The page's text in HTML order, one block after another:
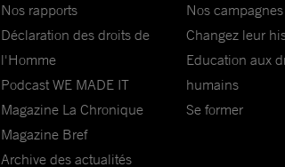
Nos rapports
Déclaration des droits de
l'Homme
Podcast WE MADE IT
Magazine La Chronique
Magazine Bref
Archive des actualités
Nos campagnes
Changez leur
Education aux
humains
Se former